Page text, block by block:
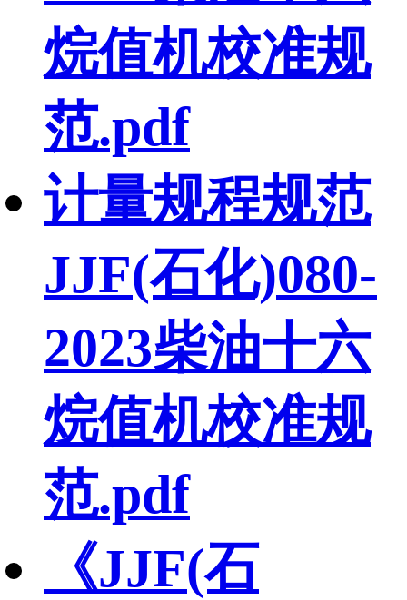
烷值机校准规
范.pdf
计量规程规范
JJF(石化)080-
2023柴油十六
烷值机校准规
范.pdf
《JJF(石